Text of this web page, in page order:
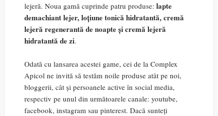
lejeră. Noua gamă cuprinde patru produse: lapte
demachiant lejer, loțiune tonică hidratantă, cremă
lejeră regenerantă de noapte și cremă lejeră
hidratantă de zi.
Odată cu lansarea acestei game, cei de la Complex
Apicol ne invită să testăm noile produse atât pe noi,
bloggerii, cât și persoanele active în social media,
respectiv pe unul din următoarele canale: youtube,
facebook, instagram sau pinterest. Dacă sunteți